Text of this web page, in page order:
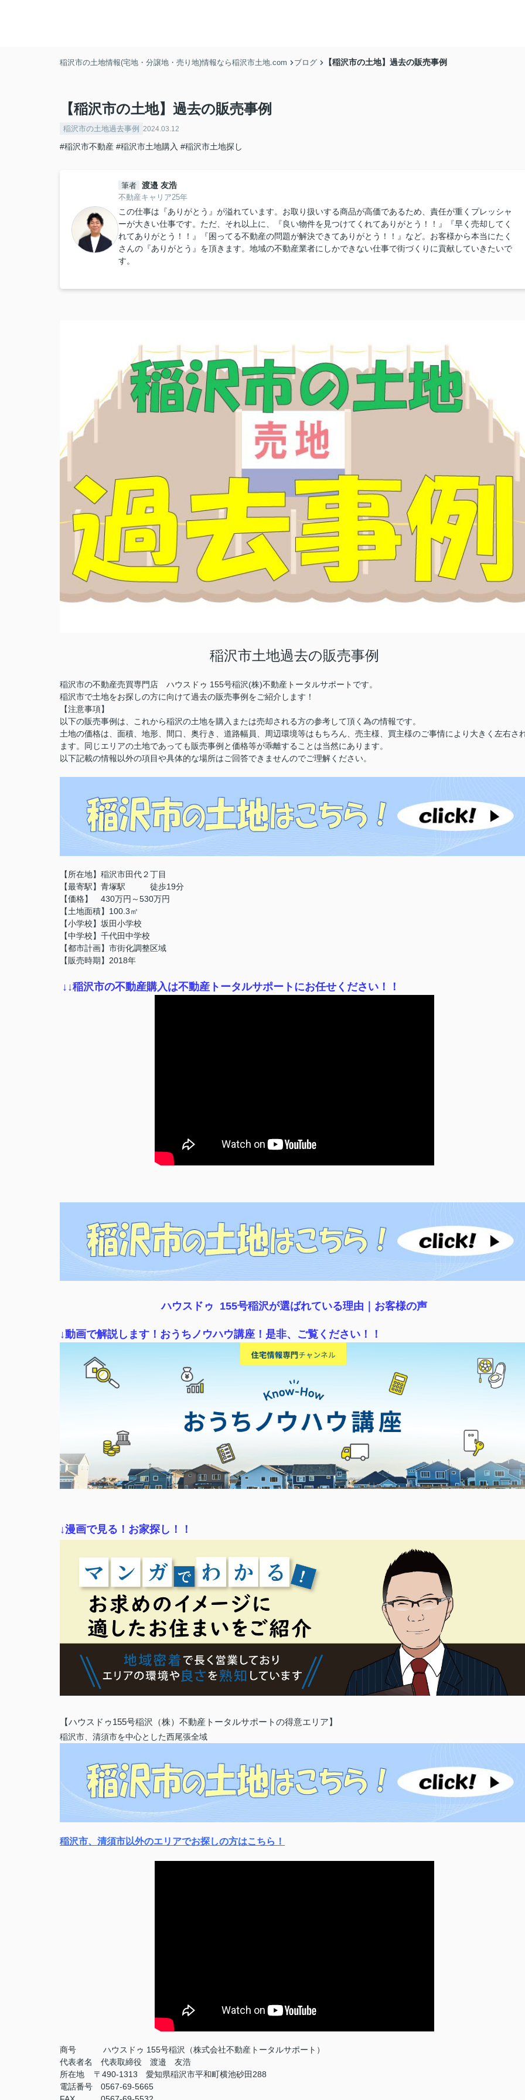
稲沢市の土地情報(宅地・分譲地・売り地)情報なら稲沢市土地.com ブログ 【稲沢市の土地】過去の販売事例
【稲沢市の土地】過去の販売事例
稲沢市の土地過去事例 2024.03.12
#稲沢市不動産 #稲沢市土地購入 #稲沢市土地探し
筆者 渡邉 友浩
不動産キャリア25年
この仕事は『ありがとう』が溢れています。お取り扱いする商品が高価であるため、責任が重くプレッシャ
ーが大きい仕事です。ただ、それ以上に、『良い物件を見つけてくれてありがとう！！』『早く売却してく
れてありがとう！！』『困ってる不動産の問題が解決できてありがとう！！』など。お客様から本当にたく
さんの『ありがとう』を頂きます。地域の不動産業者にしかできない仕事で街づくりに貢献していきたいで
す。
稲沢市土地過去の販売事例
稲沢市の不動産売買専門店 ハウスドゥ 155号稲沢(株)不動産トータルサポートです。
稲沢市で土地をお探しの方に向けて過去の販売事例をご紹介します！
【注意事項】
以下の販売事例は、これから稲沢の土地を購入または売却される方の参考して頂く為の情報です。
土地の価格は、面積、地形、間口、奥行き、道路幅員、周辺環境等はもちろん、売主様、買主様のご事情により大きく左右さ
ます。同じエリアの土地であっても販売事例と価格等が乖離することは当然にあります。
以下記載の情報以外の項目や具体的な場所はご回答できませんのでご理解ください。
【所在地】稲沢市田代２丁目
【最寄駅】青塚駅 徒歩19分
【価格】 430万円～530万円
【土地面積】100.3㎡
【小学校】坂田小学校
【中学校】千代田中学校
【都市計画】市街化調整区域
【販売時期】2018年
↓ ↓稲沢市の不動産購入は不動産トータルサポートにお任せください！！
ハウスドゥ 155号稲沢が選ばれている理由｜ お客様の声
↓動画で解説します！おうちノウハウ講座！是非、ご覧ください！！
↓漫画で見る！お家探し！！
【ハウスドゥ155号稲沢（株）不動産トータルサポートの得意エリア】
稲沢市、清須市を中心とした西尾張全域
稲沢市、清須市以外のエリアでお探しの方はこちら！
商号
ハウスドゥ 155号稲沢（株式会社不動産トータルサポート）
代表者名 代表取締役 渡邉 友浩
所在地 〒490-1313 愛知県稲沢市平和町横池砂田288
電話番号 0567-69-5665